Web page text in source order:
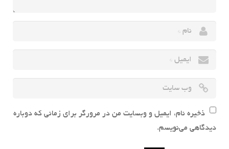
ذخیره نام، ایمیل و وبسایت من در مرورگر برای زمانی که دوباره
دیدگاهی می‌نویسم.